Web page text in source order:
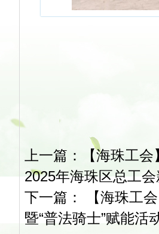
上一篇：
【海珠工
2025年海珠区总工
下一篇：
【海珠工
暨“普法骑士”赋能活